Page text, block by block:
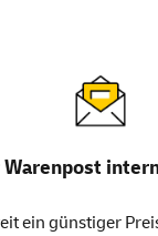
Warenpost
ein günstiger